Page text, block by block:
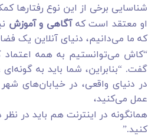
شناسایی برخی از این نوع رفتارها
او معتقد است کهآگاهی و آموزش
که ما می‌دانیم، دنیای آنلاین یک
“کاش می‌توانستیم به همه اعتماد
گفت. “بنابراین، شما باید به
در دنیای واقعی، در خیابان‌های
عمل می‌کنید،
همانگونه در اینترنت هم باید در
کنید.”